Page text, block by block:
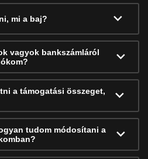
mi a baj?
vagyok bankszámláról
a támogatási összeget,
tudom módosítani a